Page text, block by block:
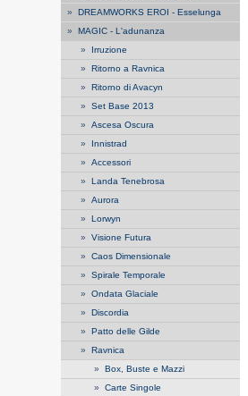
» DREAMWORKS EROI - Esselunga
» MAGIC - L'adunanza
» Irruzione
» Ritorno a Ravnica
» Ritorno di Avacyn
» Set Base 2013
» Ascesa Oscura
» Innistrad
» Accessori
» Landa Tenebrosa
» Aurora
» Lorwyn
» Visione Futura
» Caos Dimensionale
» Spirale Temporale
» Ondata Glaciale
» Discordia
» Patto delle Gilde
» Ravnica
» Box, Buste e Mazzi
» Carte Singole